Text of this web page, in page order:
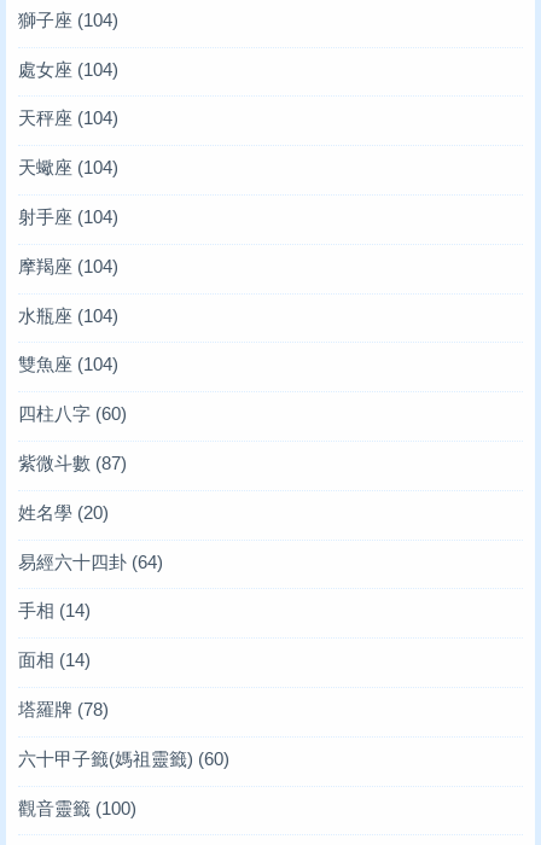
獅子座 (104)
處女座 (104)
天秤座 (104)
天蠍座 (104)
射手座 (104)
摩羯座 (104)
水瓶座 (104)
雙魚座 (104)
四柱八字 (60)
紫微斗數 (87)
姓名學 (20)
易經六十四卦 (64)
手相 (14)
面相 (14)
塔羅牌 (78)
六十甲子籤(媽祖靈籤) (60)
觀音靈籤 (100)